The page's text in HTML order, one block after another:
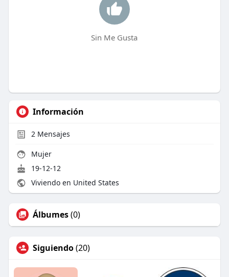
Sin Me Gusta
Información
2Mensajes
Mujer
19-12-12
Viviendo en United States
Álbumes(0)
Siguiendo(20)